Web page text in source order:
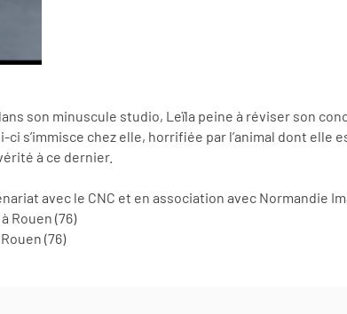
son minuscule studio, Leïla peine à réviser son
s’immisce chez elle, horrifiée par l’animal dont
à ce dernier.
avec le CNC et en association avec Normandie
Rouen (76)
(76)